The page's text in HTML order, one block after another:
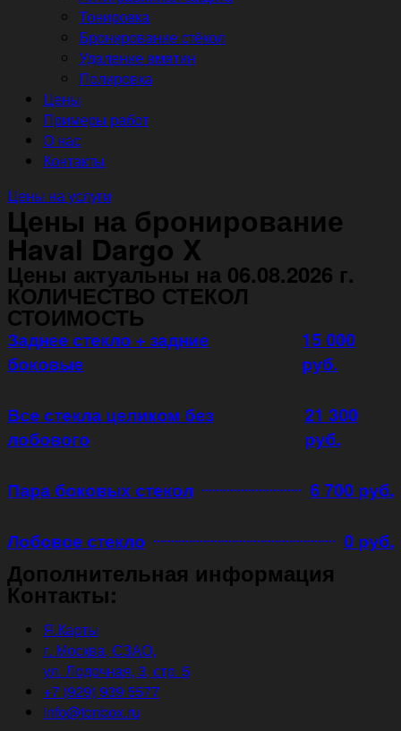
Тонировка
Бронирование стёкол
Удаление вмятин
Полировка
Цены
Примеры работ
О нас
Контакты
Цены на услуги
Цены на бронирование
Haval Dargo X
Цены актуальны на 06.08.2026 г.
КОЛИЧЕСТВО СТЕКОЛ
СТОИМОСТЬ
Заднее стекло + задние
боковые
15 000
руб.
Все стекла целиком без
лобового
21 300
руб.
Пара боковых стекол 6 700 руб.
Лобовое стекло 0 руб.
Дополнительная информация
Контакты:
Я.Карты
г. Москва, СЗАО,
ул. Лодочная, 3, стр. 5
+7 (929) 939 5577
info@tonbox.ru